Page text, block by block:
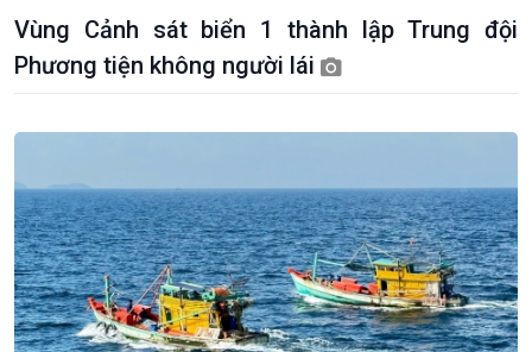
Khởi nghiệp
Tuyên chiến với gian lận
thương mại
Tâm tình biên giới và hải
đảo
Tìm hiểu biển, đảo Việt
Vùng Cảnh sát biển 1 thành lập Trung đội
Phương tiện không người lái